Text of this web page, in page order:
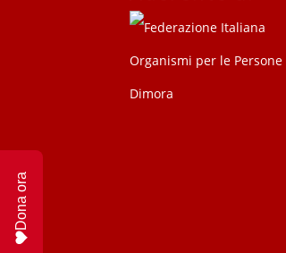
Dona ora